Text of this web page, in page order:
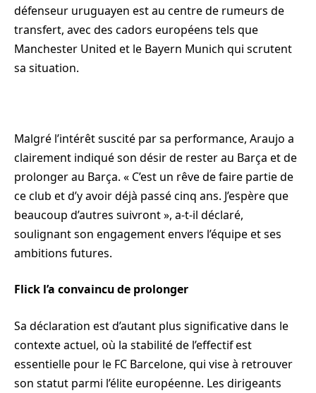
défenseur uruguayen est au centre de rumeurs de
transfert, avec des cadors européens tels que
Manchester United et le Bayern Munich qui scrutent
sa situation.
Malgré l’intérêt suscité par sa performance, Araujo a
clairement indiqué son désir de rester au Barça et de
prolonger au Barça. « C’est un rêve de faire partie de
ce club et d’y avoir déjà passé cinq ans. J’espère que
beaucoup d’autres suivront », a-t-il déclaré,
soulignant son engagement envers l’équipe et ses
ambitions futures.
Flick l’a convaincu de prolonger
Sa déclaration est d’autant plus significative dans le
contexte actuel, où la stabilité de l’effectif est
essentielle pour le FC Barcelone, qui vise à retrouver
son statut parmi l’élite européenne. Les dirigeants